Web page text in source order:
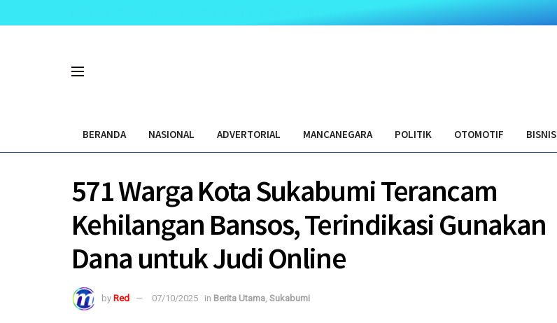
BERANDA NASIONAL ADVERTORIAL MANCANEGARA POLITIK OTOMOTIF BISNIS
571 Warga Kota Sukabumi Terancam
Kehilangan Bansos, Terindikasi Gunakan
Dana untuk Judi Online
by Red 07/10/2025 in Berita Utama Sukabumi